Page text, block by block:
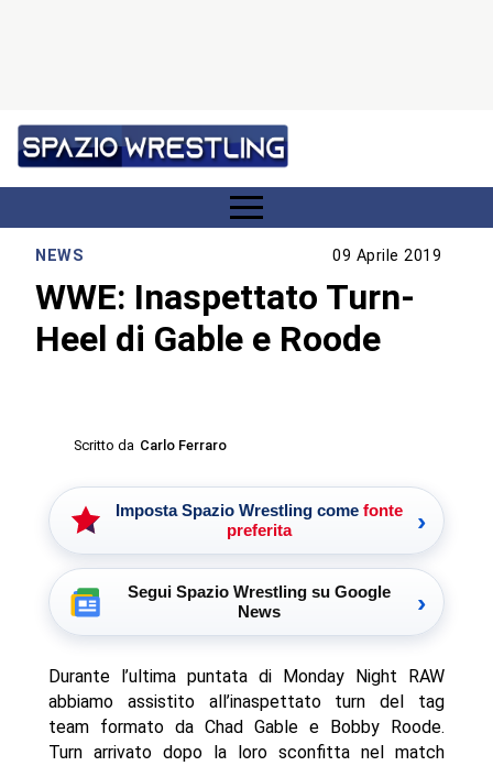
NEWS 09 Aprile 2019
WWE: Inaspettato Turn-
Heel di Gable e Roode
Scritto da Carlo Ferraro
Imposta Spazio Wrestling come fonte
preferita
›
Segui Spazio Wrestling su Google
News
›
Durante l’ultima puntata di Monday Night RAW
abbiamo assistito all’inaspettato turn del tag
team formato da Chad Gable e Bobby Roode.
Turn arrivato dopo la loro sconfitta nel match